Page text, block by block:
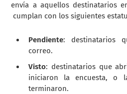
envía a aquellos destinatarios
cumplan con los siguientes
Pendiente: destinatarios
correo.
Visto: destinatarios que
iniciaron la encuesta, o
terminaron.